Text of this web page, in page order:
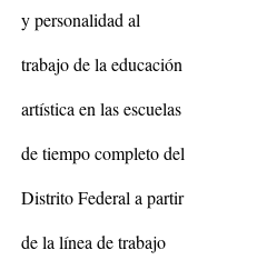
y personalidad al
trabajo de la educación
artística en las escuelas
de tiempo completo del
Distrito Federal a partir
de la línea de trabajo